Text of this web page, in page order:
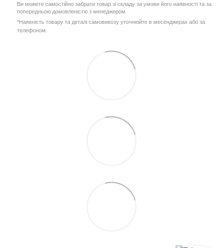
Ви можете самостійно забрати товар зі складу за умови його наявності та за
попередньою домовленістю з менеджером.
*Наявність товару та деталі самовивозу уточнюйте в месенджерах або за
телефоном.